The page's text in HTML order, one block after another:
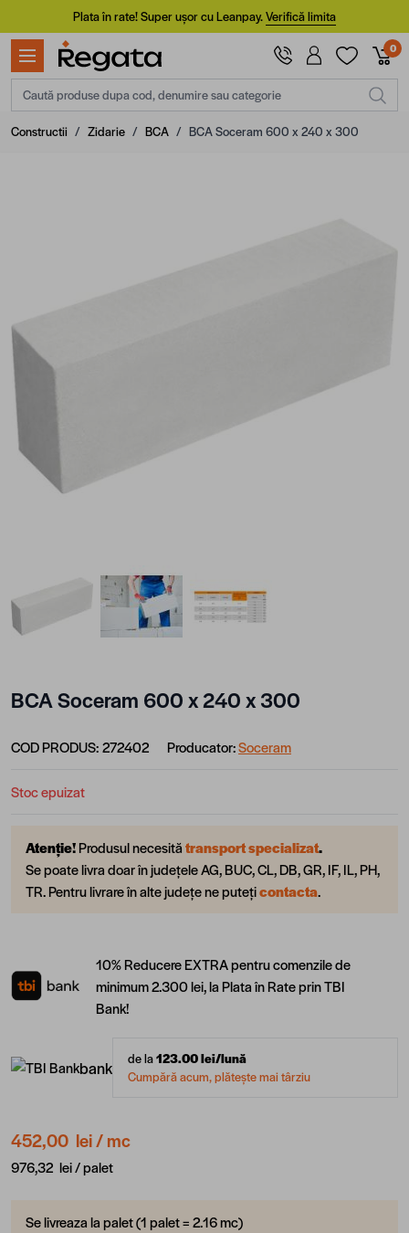
Mergi la ConținutPlata în rate! Super ușor cu Leanpay.Verifică limita
0
Caută produse dupa cod, denumire sau categorie
Constructii / Zidarie / BCA / BCA Soceram 600 x 240 x 300
View larger imageView larger image
BCA Soceram 600 x 240 x 300
COD PRODUS:272402 Producator:Soceram
Stoc epuizat
Atenție!Produsul necesitătransport specializat.
Se poate livra doar în județele AG, BUC, CL, DB, GR, IF, IL, PH,
TR. Pentru livrare în alte județe ne putețicontacta.
10% Reducere EXTRA pentru comenzile de
minimum 2.300 lei, la Plata în Rate prin TBI
Bank!
bank de la123.00lei/lună
Cumpără acum, plătește mai târziu
452,00 lei/ mc
976,32 lei /palet
Se livreaza la palet (1 palet = 2.16 mc)